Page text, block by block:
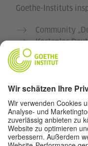
Goethe-Instituts
Community
Kostenlos
Deutschkurse
Datenschutz und
Diese Website soll